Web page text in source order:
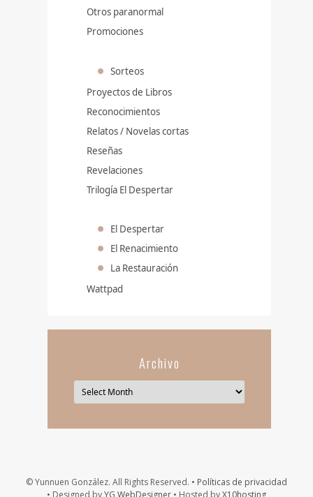
Otros paranormal
Promociones
Sorteos
Proyectos de Libros
Reconocimientos
Relatos / Novelas cortas
Reseñas
Revelaciones
Trilogía El Despertar
El Despertar
El Renacimiento
La Restauración
Wattpad
Archivo
© Yunnuen González. All Rights Reserved. • Políticas de privacidad